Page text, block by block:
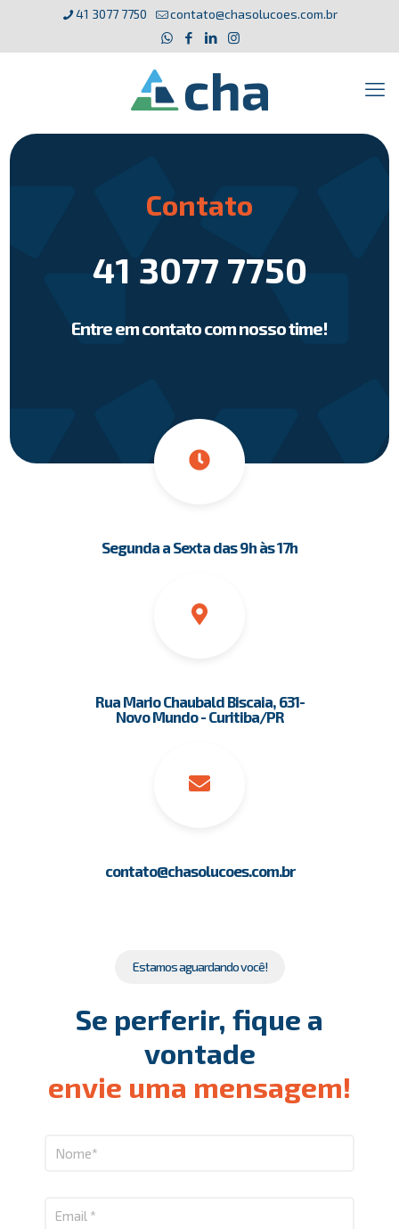
41 3077 7750 contato@chasolucoes.com.br
Contato
41 3077 7750
Entre em contato com nosso time!
Segunda a Sexta das 9h às 17h
Rua Mario Chaubald Biscaia, 631-
Novo Mundo - Curitiba/PR
contato@chasolucoes.com.br
Estamos aguardando você!
Se perferir, fique a
vontade
envie uma mensagem!